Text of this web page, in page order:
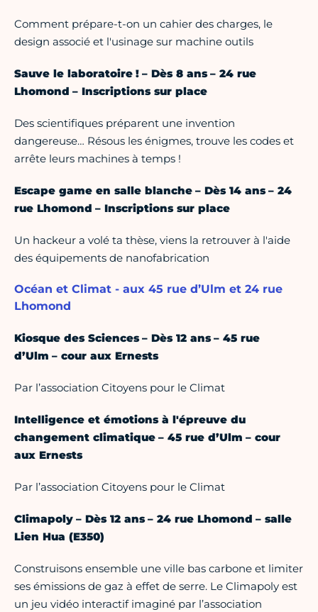
Comment prépare-t-on un cahier des charges, le
design associé et l'usinage sur machine outils
Sauve le laboratoire ! – Dès 8 ans – 24 rue
Lhomond – Inscriptions sur place
Des scientifiques préparent une invention
dangereuse… Résous les énigmes, trouve les codes et
arrête leurs machines à temps !
Escape game en salle blanche – Dès 14 ans – 24
rue Lhomond – Inscriptions sur place
Un hackeur a volé ta thèse, viens la retrouver à l'aide
des équipements de nanofabrication
Océan et Climat - aux 45 rue d’Ulm et 24 rue
Lhomond
Kiosque des Sciences – Dès 12 ans – 45 rue
d’Ulm – cour aux Ernests
Par l’association Citoyens pour le Climat
Intelligence et émotions à l'épreuve du
changement climatique – 45 rue d’Ulm – cour
aux Ernests
Par l’association Citoyens pour le Climat
Climapoly – Dès 12 ans – 24 rue Lhomond – salle
Lien Hua (E350)
Construisons ensemble une ville bas carbone et limiter
ses émissions de gaz à effet de serre. Le Climapoly est
un jeu vidéo interactif imaginé par l’association